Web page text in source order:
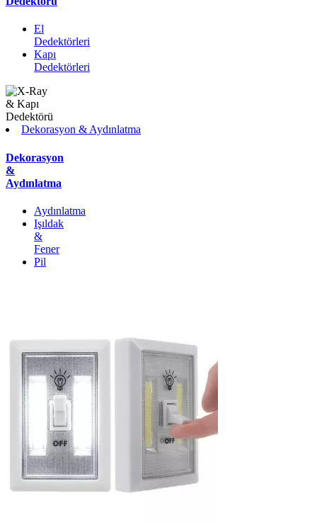
El
Dedektörleri
Kapı
Dedektörleri
Dekorasyon & Aydınlatma
Dekorasyon
&
Aydınlatma
Aydınlatma
Işıldak
&
Fener
Pil